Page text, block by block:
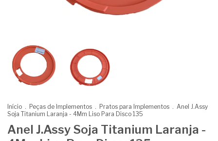
Início . Peças de Implementos . Pratos para Implementos . Anel J.Assy
Soja Titanium Laranja - 4Mm Liso Para Disco 135
Anel J.Assy Soja Titanium Laranja -